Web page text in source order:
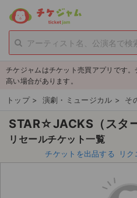
person_add 新規会員登録
チケットを探す
新着チケット
値下げしたチケット
都道府県からチケットを探す
チケジャムはチケット売買アプリです
高い場合があります。
トップ > 演劇・ミュージカル > そ
STAR☆JACKS（スタ
リセールチケット一覧
チケットを出品する リ